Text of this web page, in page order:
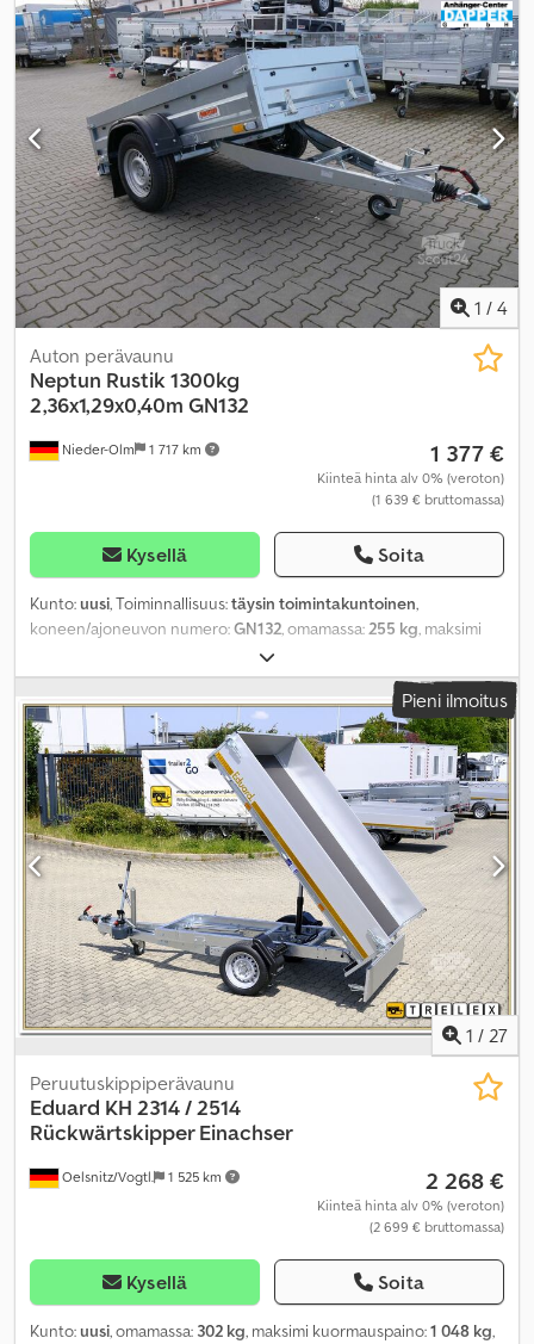
1 / 4
Nieder-Olm 1 717 km
Auton perävaunu
Neptun Rustik 1300kg
2,36x1,29x0,40m GN132
1 377 €
Kiinteä hinta alv 0% (veroton)
(1 639 € bruttomassa)
Kysellä Soita
Kunto:uusi, Toiminnallisuus:täysin toimintakuntoinen,
koneen/ajoneuvon numero:GN132 , omamassa: 255 kg , maksimi
, kokonaispaino:
akselikokoonpano:1 akseli, kuormatilan pituus:2 360 mm, lastitilan
leveys:1 290 mm, kuormatilan korkeus:400 mm, Pieni ilmoitus
1 / 27
Oelsnitz/Vogtl. 1 525 km
Peruutuskippiperävaunu
Eduard KH 2314 / 2514
Rückwärtskipper Einachser
2 268 €
Kiinteä hinta alv 0% (veroton)
(2 699 € bruttomassa)
Kysellä Soita
Kunto:uusi, omamassa: 302 kg, maksimi kuormauspaino:1 048 kg,